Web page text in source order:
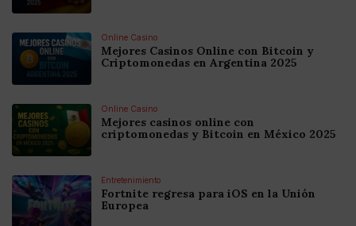
Online Casino
Mejores Casinos Online con Bitcoin y
Criptomonedas en Argentina 2025
Online Casino
Mejores casinos online con
criptomonedas y Bitcoin en México 2025
Entretenimiento
Fortnite regresa para iOS en la Unión
Europea